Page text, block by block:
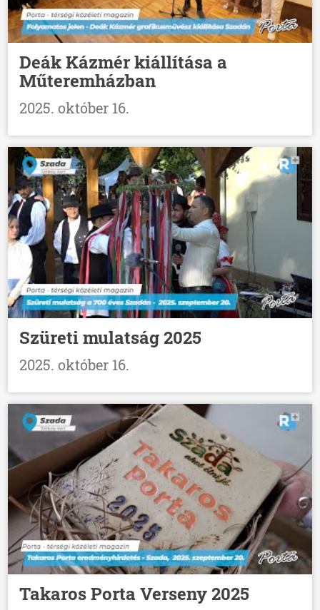
Deák Kázmér kiállítása a
Műteremházban
2025. október 16.
Szüreti mulatság 2025
2025. október 16.
Takaros Porta Verseny 2025